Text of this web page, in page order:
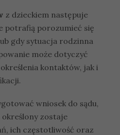
z dzieckiem następuje
potrafią porozumieć się
gdy sytuacja rodzinna
może dotyczyć
kontaktów, jak i
wniosek do sądu,
zostaje
ich częstotliwość oraz